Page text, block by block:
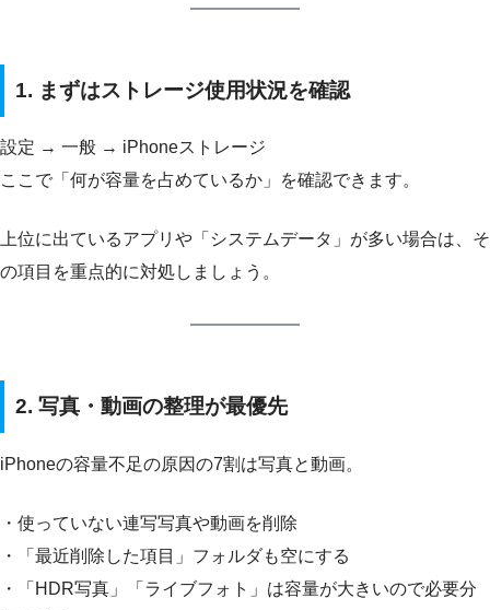
1. まずはストレージ使用状況を確認
設定 → 一般 → iPhoneストレージ
ここで「何が容量を占めているか」を確認できます。
上位に出ているアプリや「システムデータ」が多い場合は、そ
の項目を重点的に対処しましょう。
2. 写真・動画の整理が最優先
iPhoneの容量不足の原因の7割は写真と動画。
・使っていない連写写真や動画を削除
・「最近削除した項目」フォルダも空にする
・「HDR写真」「ライブフォト」は容量が大きいので必要分